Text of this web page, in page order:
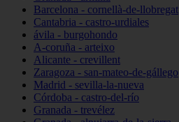
Barcelona - cornellà-de-llobregat
Cantabria - castro-urdiales
ávila - burgohondo
A-coruña - arteixo
Alicante - crevillent
Zaragoza - san-mateo-de-gállego
Madrid - sevilla-la-nueva
Córdoba - castro-del-río
Granada - trevélez